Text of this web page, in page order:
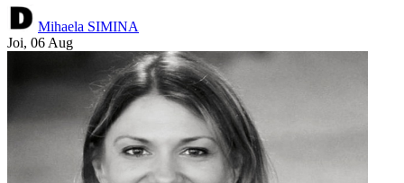
Mihaela SIMINA
Joi, 06 Aug